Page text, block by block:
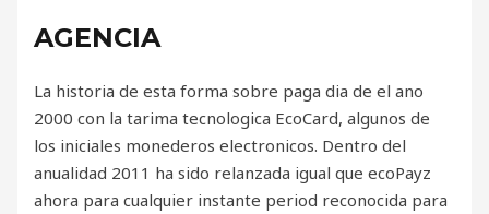
AGENCIA
La historia de esta forma sobre paga dia de el ano
2000 con la tarima tecnologica EcoCard, algunos de
los iniciales monederos electronicos. Dentro del
anualidad 2011 ha sido relanzada igual que ecoPayz
ahora para cualquier instante period reconocida para